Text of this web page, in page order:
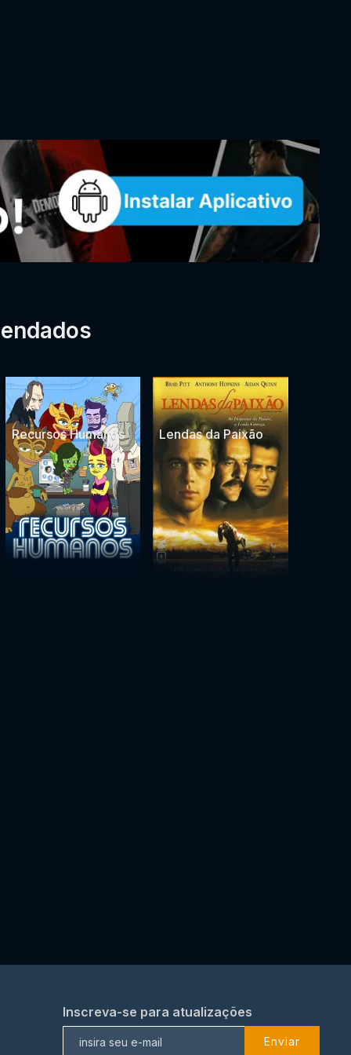
Recursos Humanos Lendas da Paixão
Inscreva-se para atualizações
Enviar